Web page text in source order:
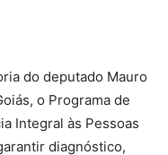
do deputado Mauro
o Programa de
Integral às Pessoas
diagnóstico,